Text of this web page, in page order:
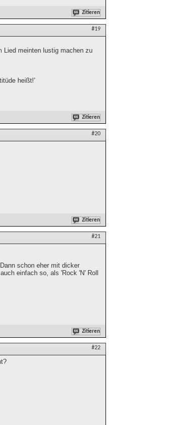
Zitieren
#19
Lied meinten lustig machen zu
heißt!'
Zitieren
#20
Zitieren
#21
schon eher mit dicker
einfach so, als 'Rock 'N' Roll
Zitieren
#22